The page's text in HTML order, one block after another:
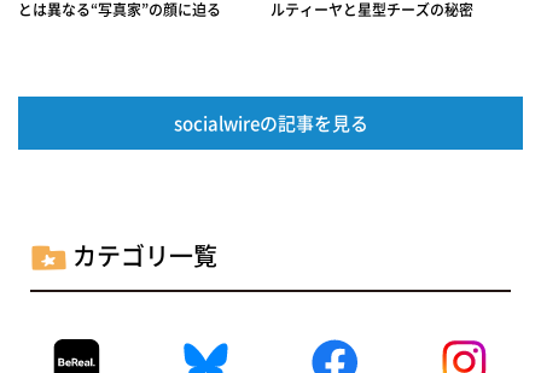
とは異なる“写真家”の顔に迫る
ルティーヤと星型チーズの秘密
socialwireの記事を見る
カテゴリ一覧